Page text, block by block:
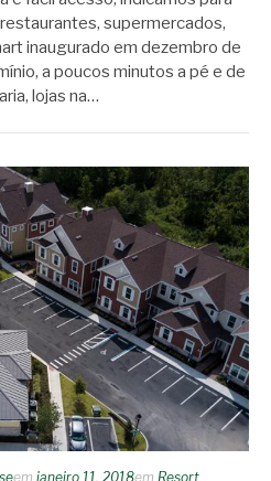
supermercados,
inaugurado em dezembro de
a poucos minutos a pé e de
lojas na…
em janeiro 11, 2018em Resort